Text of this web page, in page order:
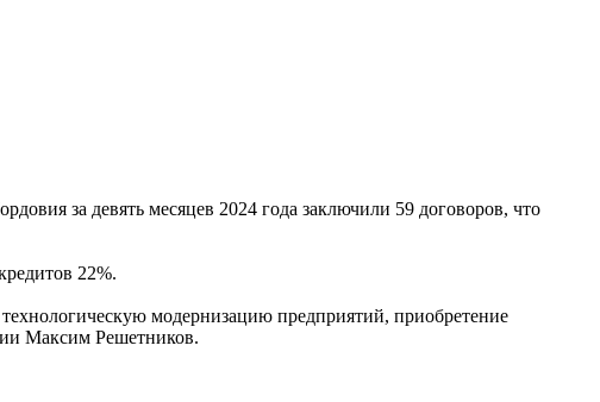
за девять месяцев 2024 года заключили 59 договоров, что
22%.
модернизацию предприятий, приобретение
Максим Решетников.